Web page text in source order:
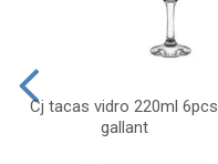
Cj tacas vidro 220ml 6pcs
gallant